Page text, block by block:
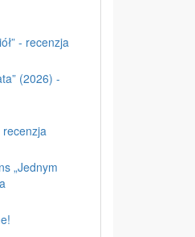
- recenzja
(2026) -
recenzja
„Jednym